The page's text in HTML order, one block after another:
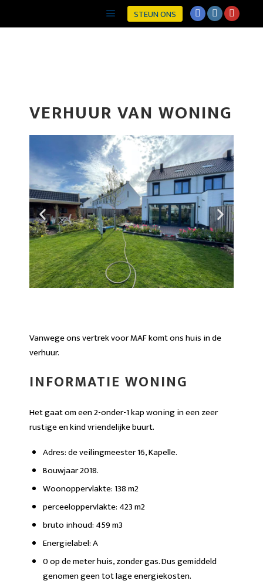
STEUN ONS
VERHUUR VAN WONING
Vanwege ons vertrek voor MAF komt ons huis in de
verhuur.
INFORMATIE WONING
Het gaat om een 2-onder-1 kap woning in een zeer
rustige en kind vriendelijke buurt.
Adres: de veilingmeester 16, Kapelle.
Bouwjaar 2018.
Woonoppervlakte: 138 m2
perceeloppervlakte: 423 m2
bruto inhoud: 459 m3
Energielabel: A
0 op de meter huis, zonder gas. Dus gemiddeld
genomen geen tot lage energiekosten.